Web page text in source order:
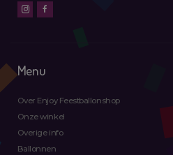
Menu
Over Enjoy Feestballonshop
Onze winkel
Overige info
Ballonnen